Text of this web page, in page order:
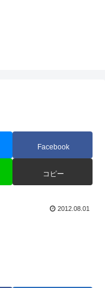
Facebook
コピー
2012.08.01